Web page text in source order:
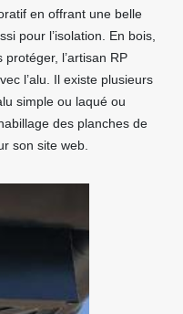
en offrant une belle
pour l’isolation. En bois,
l’artisan RP
l’alu. Il existe plusieurs
simple ou laqué ou
des planches de
son site web.